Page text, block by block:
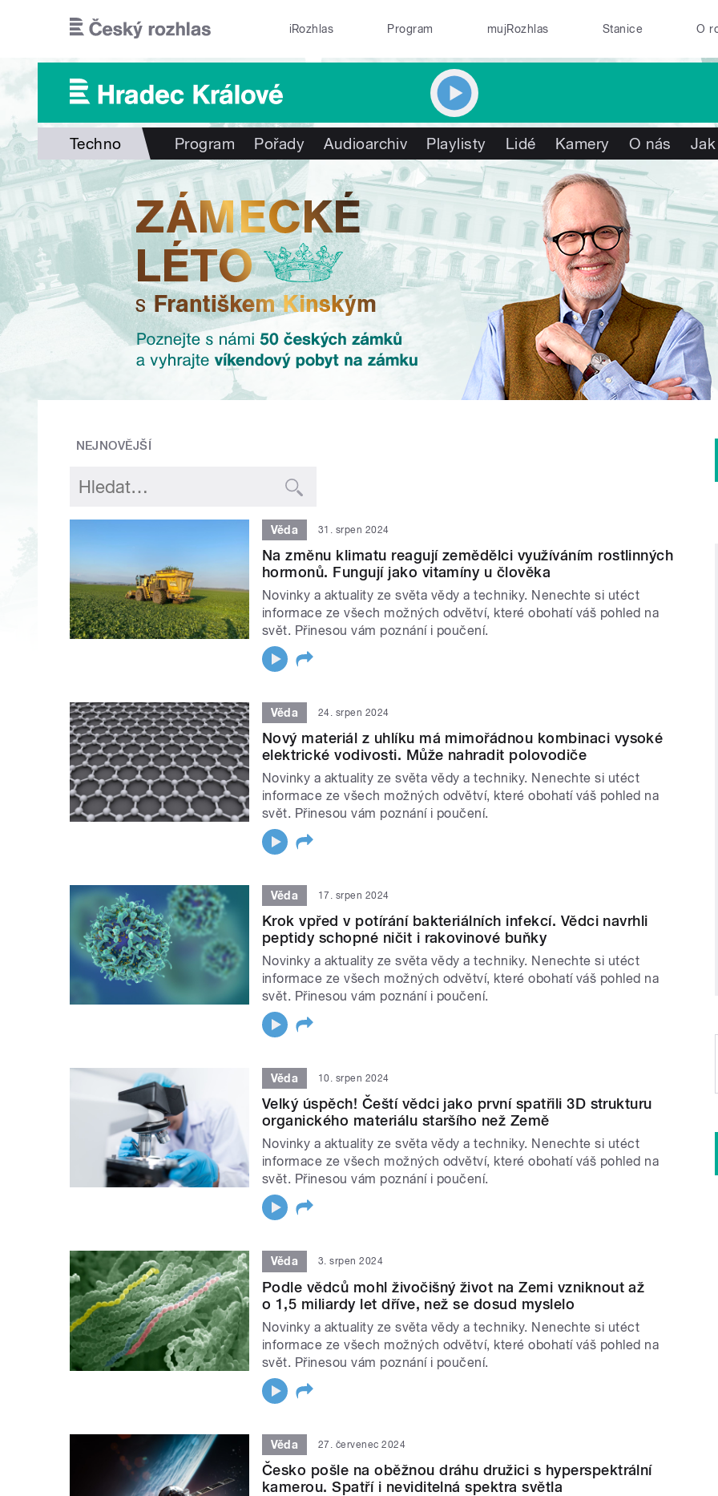
iRozhlas Program mujRozhlas Stanice O
Techno Program Pořady Audioarchiv Playlisty Lidé Kamery O nás
NEJNOVĚJŠÍ
Věda 31. srpen 2024
Na změnu klimatu reagují zemědělci využíváním rostlinných
hormonů. Fungují jako vitamíny u člověka
Novinky a aktuality ze světa vědy a techniky. Nenechte si utéct
informace ze všech možných odvětví, které obohatí váš pohled na
svět. Přinesou vám poznání i poučení.
Věda 24. srpen 2024
Nový materiál z uhlíku má mimořádnou kombinaci vysoké
elektrické vodivosti. Může nahradit polovodiče
Novinky a aktuality ze světa vědy a techniky. Nenechte si utéct
informace ze všech možných odvětví, které obohatí váš pohled na
svět. Přinesou vám poznání i poučení.
Věda 17. srpen 2024
Krok vpřed v potírání bakteriálních infekcí. Vědci navrhli
peptidy schopné ničit i rakovinové buňky
Novinky a aktuality ze světa vědy a techniky. Nenechte si utéct
informace ze všech možných odvětví, které obohatí váš pohled na
svět. Přinesou vám poznání i poučení.
Věda 10. srpen 2024
Velký úspěch! Čeští vědci jako první spatřili 3D strukturu
organického materiálu staršího než Země
Novinky a aktuality ze světa vědy a techniky. Nenechte si utéct
informace ze všech možných odvětví, které obohatí váš pohled na
svět. Přinesou vám poznání i poučení.
Věda 3. srpen 2024
Podle vědců mohl živočišný život na Zemi vzniknout až
o 1,5 miliardy let dříve, než se dosud myslelo
Novinky a aktuality ze světa vědy a techniky. Nenechte si utéct
informace ze všech možných odvětví, které obohatí váš pohled na
svět. Přinesou vám poznání i poučení.
Věda 27. červenec 2024
Česko pošle na oběžnou dráhu družici s hyperspektrální
kamerou. Spatří i neviditelná spektra světla